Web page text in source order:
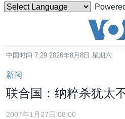
碍
链
接
跳
转
中国
中国时间 7:29 2026年8月8日 星期六
新闻
联合国：纳粹杀犹太
2007年1月27日 08:00